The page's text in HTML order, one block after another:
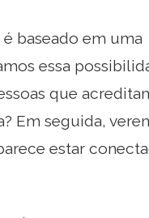
baseado em uma
essa
que
Em seguida,
estar